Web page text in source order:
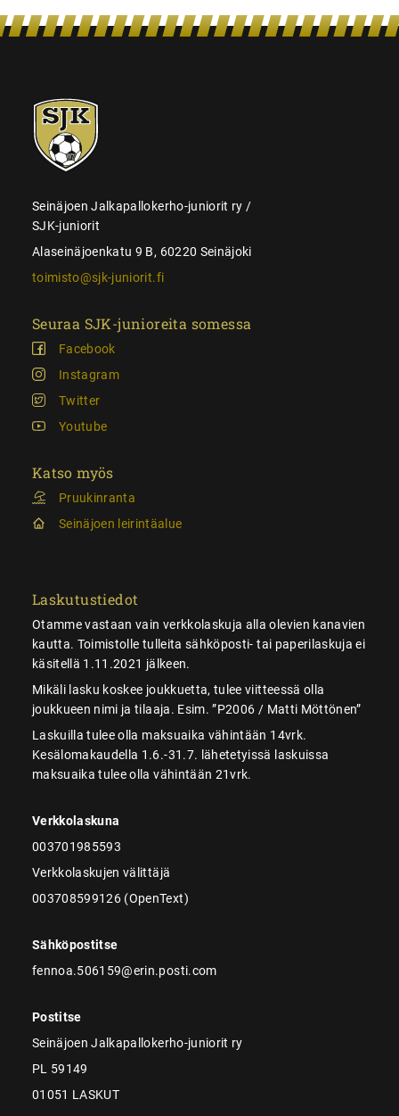
SJK-
juniorit
Seinäjoen Jalkapallokerho-juniorit ry /
SJK-juniorit
Alaseinäjoenkatu 9 B, 60220 Seinäjoki
toimisto@sjk-juniorit.fi
Seuraa SJK-junioreita somessa
Facebook
Instagram
Twitter
Youtube
Katso myös
Pruukinranta
Seinäjoen leirintäalue
Laskutustiedot
Otamme vastaan vain verkkolaskuja alla olevien kanavien
kautta. Toimistolle tulleita sähköposti- tai paperilaskuja ei
käsitellä 1.11.2021 jälkeen.
Mikäli lasku koskee joukkuetta, tulee viitteessä olla
joukkueen nimi ja tilaaja. Esim. ”P2006 / Matti Möttönen”
Laskuilla tulee olla maksuaika vähintään 14vrk.
Kesälomakaudella 1.6.-31.7. lähetetyissä laskuissa
maksuaika tulee olla vähintään 21vrk.
Verkkolaskuna
003701985593
Verkkolaskujen välittäjä
003708599126 (OpenText)
Sähköpostitse
fennoa.506159@erin.posti.com
Postitse
Seinäjoen Jalkapallokerho-juniorit ry
PL 59149
01051 LASKUT